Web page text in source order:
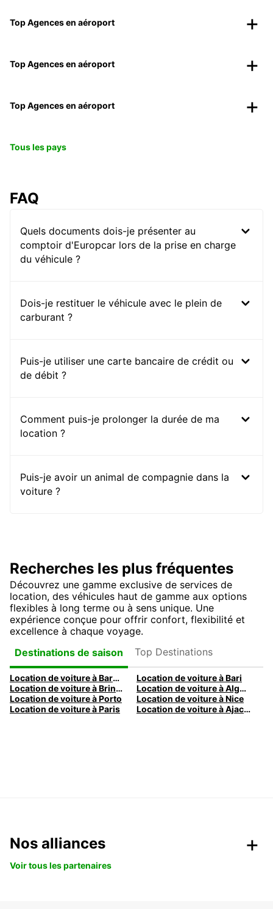
Top Agences en aéroport
Top Agences en aéroport
Top Agences en aéroport
Tous les pays
FAQ
Quels documents dois-je présenter au
comptoir d'Europcar lors de la prise en charge
du véhicule ?
Dois-je restituer le véhicule avec le plein de
carburant ?
Puis-je utiliser une carte bancaire de crédit ou
de débit ?
Comment puis-je prolonger la durée de ma
location ?
Puis-je avoir un animal de compagnie dans la
voiture ?
Recherches les plus fréquentes
Découvrez une gamme exclusive de services de
location, des véhicules haut de gamme aux options
flexibles à long terme ou à sens unique. Une
expérience conçue pour offrir confort, flexibilité et
excellence à chaque voyage.
Destinations de saison
Top Destinations
Location de voiture à Barcelone
Location de voiture à Bari
Location de voiture à Brindisi
Location de voiture à Alghero
Location de voiture à Porto
Location de voiture à Nice
Location de voiture à Paris
Location de voiture à Ajaccio
Nos alliances
Voir tous les partenaires